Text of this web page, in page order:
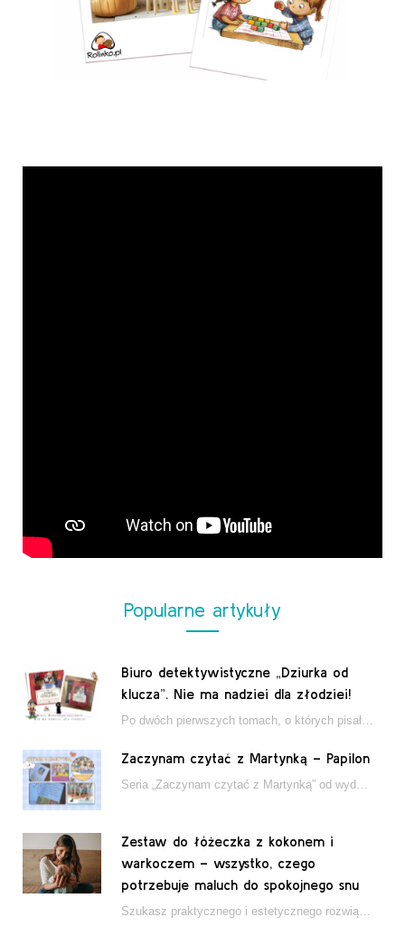
Popularne artykuły
Biuro detektywistyczne „Dziurka od
klucza”. Nie ma nadziei dla złodziei!
Po dwóch pierwszych tomach, o których pisałam tutaj, które wciągnęły nas w świat młodych detektywów…
Zaczynam czytać z Martynką – Papilon
Seria „Zaczynam czytać z Martynką” od wydawnictwa Papilon to estetycznie wydane książki wspierające dzieci w…
Zestaw do łóżeczka z kokonem i
warkoczem – wszystko, czego
potrzebuje maluch do spokojnego snu
Szukasz praktycznego i estetycznego rozwiązania do łóżeczka niemowlęcia? Zestaw z kokonem i warkoczem zapewnia wygodę,…